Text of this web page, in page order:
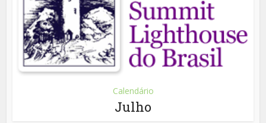
Calendário
Julho